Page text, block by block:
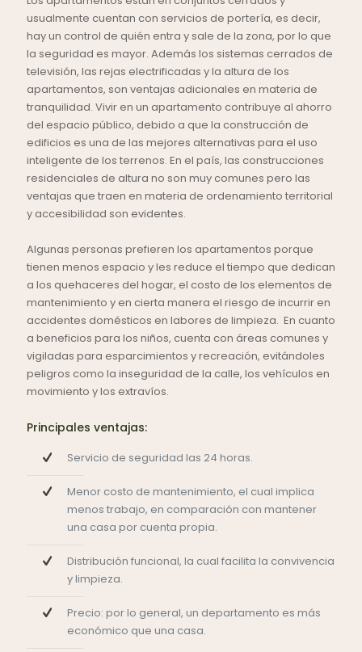
usualmente cuentan con servicios de portería, es decir,
hay un control de quién entra y sale de la zona, por lo que
la seguridad es mayor. Además los sistemas cerrados de
televisión, las rejas electrificadas y la altura de los
apartamentos, son ventajas adicionales en materia de
tranquilidad. Vivir en un apartamento contribuye al ahorro
del espacio público, debido a que la construcción de
edificios es una de las mejores alternativas para el uso
inteligente de los terrenos. En el país, las construcciones
residenciales de altura no son muy comunes pero las
ventajas que traen en materia de ordenamiento territorial
y accesibilidad son evidentes.
Algunas personas prefieren los apartamentos porque
tienen menos espacio y les reduce el tiempo que dedican
a los quehaceres del hogar, el costo de los elementos de
mantenimiento y en cierta manera el riesgo de incurrir en
accidentes domésticos en labores de limpieza. En cuanto
a beneficios para los niños, cuenta con áreas comunes y
vigiladas para esparcimientos y recreación, evitándoles
peligros como la inseguridad de la calle, los vehículos en
movimiento y los extravíos.
Principales ventajas:
Servicio de seguridad las 24 horas.
Menor costo de mantenimiento, el cual implica
menos trabajo, en comparación con mantener
una casa por cuenta propia.
Distribución funcional, la cual facilita la convivencia
y limpieza.
Precio: por lo general, un departamento es más
económico que una casa.